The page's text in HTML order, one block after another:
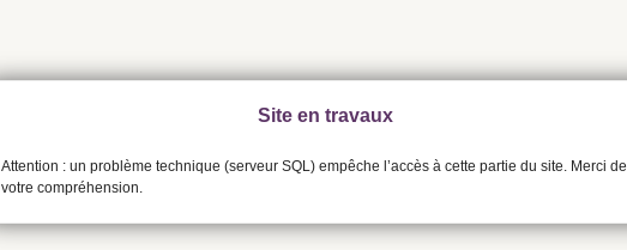
Site en travaux
Attention : un problème technique (serveur SQL) empêche l’accès à cette partie du site. Merci de
votre compréhension.